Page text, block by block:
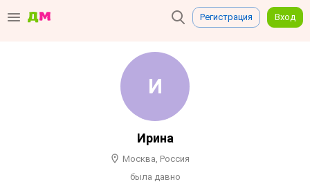
Регистрация Вход
Ирина
Москва, Россия
была давно